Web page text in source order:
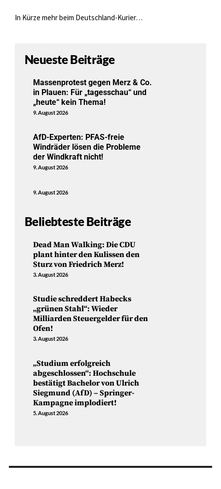
In Kürze mehr beim Deutschland-Kurier…
Neueste Beiträge
Massenprotest gegen Merz & Co.
in Plauen: Für „tagesschau“ und
„heute“ kein Thema!
9. August 2026
AfD-Experten: PFAS-freie
Windräder lösen die Probleme
der Windkraft nicht!
9. August 2026
9. August 2026
Beliebteste Beiträge
Dead Man Walking: Die CDU
plant hinter den Kulissen den
Sturz von Friedrich Merz!
3. August 2026
Studie schreddert Habecks
„grünen Stahl“: Wieder
Milliarden Steuergelder für den
Ofen!
3. August 2026
„Studium erfolgreich
abgeschlossen“: Hochschule
bestätigt Bachelor von Ulrich
Siegmund (AfD) – Springer-
Kampagne implodiert!
5. August 2026